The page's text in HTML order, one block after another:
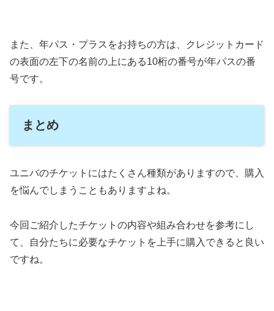
また、年パス・プラスをお持ちの方は、クレジットカード
の表面の左下の名前の上にある10桁の番号が年パスの番
号です。
まとめ
ユニバのチケットにはたくさん種類がありますので、購入
を悩んでしまうこともありますよね。
今回ご紹介したチケットの内容や組み合わせを参考にし
て、自分たちに必要なチケットを上手に購入できると良い
ですね。